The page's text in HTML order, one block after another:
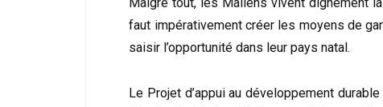
faut impérativement créer les moyens de
saisir l’opportunité dans leur pays natal.
Le Projet d’appui au développement